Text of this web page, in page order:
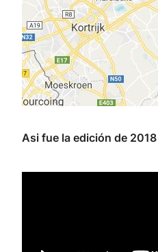
Asi fue la edición de 2018